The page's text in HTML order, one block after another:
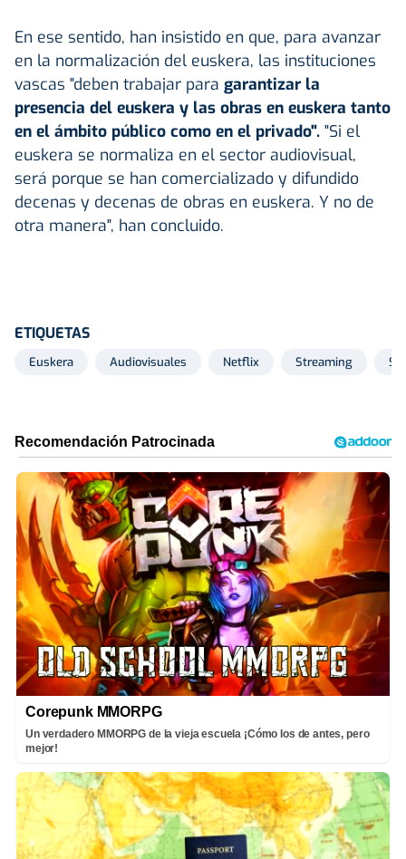
En ese sentido, han insistido en que, para avanzar
en la normalización del euskera, las instituciones
vascas "deben trabajar para garantizar la
presencia del euskera y las obras en euskera tanto
en el ámbito público como en el privado". "Si el
euskera se normaliza en el sector audiovisual,
será porque se han comercializado y difundido
decenas y decenas de obras en euskera. Y no de
otra manera", han concluido.
ETIQUETAS
Euskera Audiovisuales Netflix Streaming
Corepunk MMORPG
Un verdadero MMORPG de la vieja escuela ¡Cómo los de antes, pero
mejor!